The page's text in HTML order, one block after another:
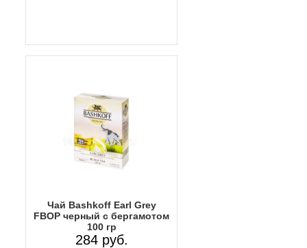
Чай Bashkoff Earl Grey
FBOP черный с бергамотом
100 гр
284 руб.